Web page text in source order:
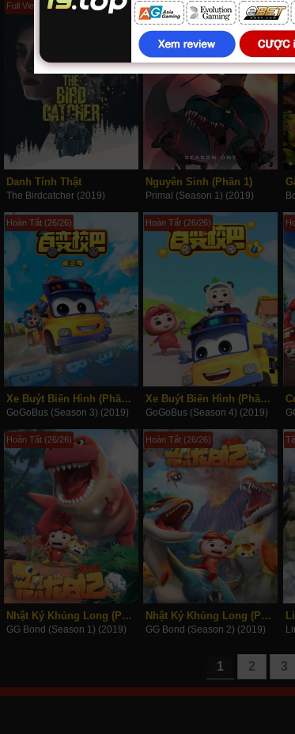
Full Vietsub
Danh Tính Thật
The Birdcatcher (2019)
Hoàn tất (10/10)
Nguyên Sinh (Phần 1)
Primal (Season 1) (2019)
Hoàn Tất (26/26)
Xe Buýt Biến Hình (Phần 3)
GoGoBus (Season 3) (2019)
Hoàn Tất (26/26)
Xe Buýt Biến Hình (Phần 4)
GoGoBus (Season 4) (2019)
Hoàn Tất (26/26)
Nhật Ký Khủng Long (Phần 1)
GG Bond (Season 1) (2019)
Hoàn Tất (26/26)
Nhật Ký Khủng Long (Phần 2)
GG Bond (Season 2) (2019)
1 2 3